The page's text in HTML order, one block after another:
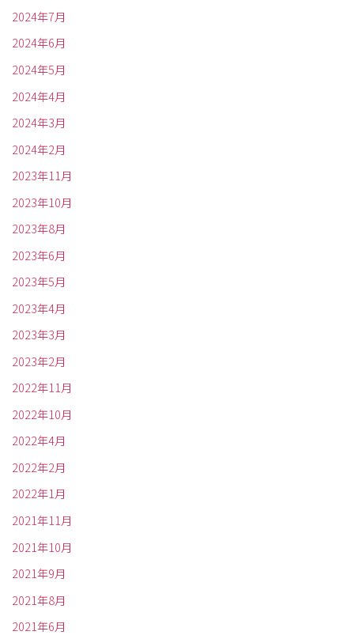
2024年7月
2024年6月
2024年5月
2024年4月
2024年3月
2024年2月
2023年11月
2023年10月
2023年8月
2023年6月
2023年5月
2023年4月
2023年3月
2023年2月
2022年11月
2022年10月
2022年4月
2022年2月
2022年1月
2021年11月
2021年10月
2021年9月
2021年8月
2021年6月